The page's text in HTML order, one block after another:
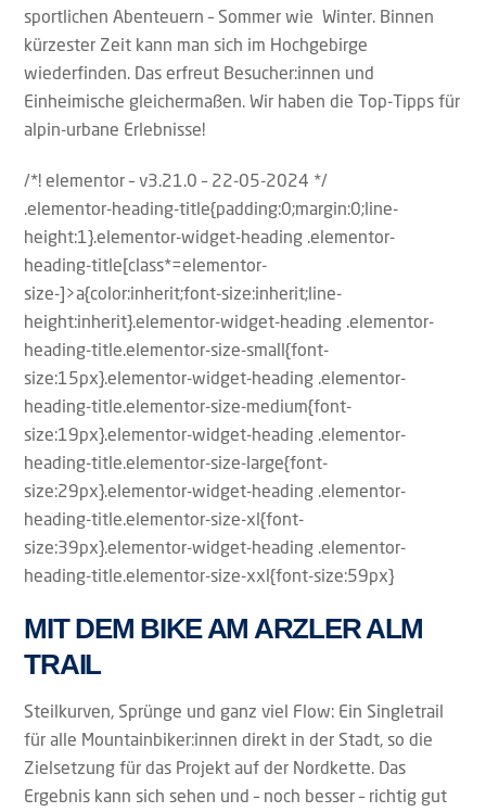
sportlichen Abenteuern – Sommer wie Winter. Binnen
kürzester Zeit kann man sich im Hochgebirge
wiederfinden. Das erfreut Besucher:innen und
Einheimische gleichermaßen. Wir haben die Top-Tipps für
alpin-urbane Erlebnisse!
/*! elementor – v3.21.0 – 22-05-2024 */
.elementor-heading-title{padding:0;margin:0;line-
height:1}.elementor-widget-heading .elementor-
heading-title[class*=elementor-
size-]>a{color:inherit;font-size:inherit;line-
height:inherit}.elementor-widget-heading .elementor-
heading-title.elementor-size-small{font-
size:15px}.elementor-widget-heading .elementor-
heading-title.elementor-size-medium{font-
size:19px}.elementor-widget-heading .elementor-
heading-title.elementor-size-large{font-
size:29px}.elementor-widget-heading .elementor-
heading-title.elementor-size-xl{font-
size:39px}.elementor-widget-heading .elementor-
heading-title.elementor-size-xxl{font-size:59px}
MIT DEM BIKE AM ARZLER ALM
TRAIL
Steilkurven, Sprünge und ganz viel Flow: Ein Singletrail
für alle Mountainbiker:innen direkt in der Stadt, so die
Zielsetzung für das Projekt auf der Nordkette. Das
Ergebnis kann sich sehen und – noch besser – richtig gut